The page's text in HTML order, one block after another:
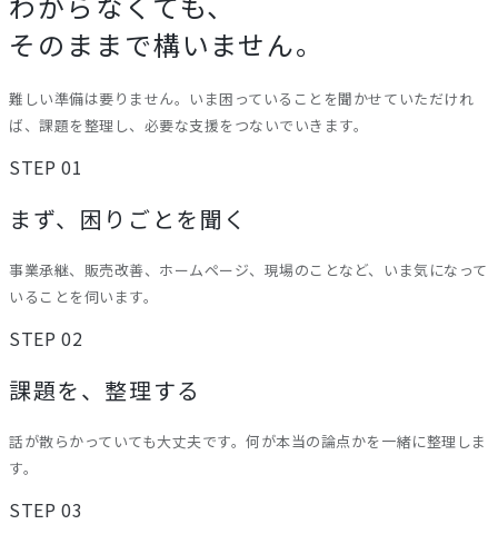
そのままで構いません。
難しい準備は要りません。いま困っていることを聞かせていただけれ
ば、課題を整理し、必要な支援をつないでいきます。
STEP 01
まず、困りごとを聞く
事業承継、販売改善、ホームページ、現場のことなど、いま気になって
いることを伺います。
STEP 02
課題を、整理する
話が散らかっていても大丈夫です。何が本当の論点かを一緒に整理しま
す。
STEP 03